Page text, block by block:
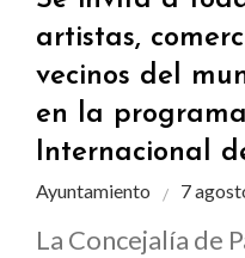
artistas,
vecinos del
en la
Internacional
Ayuntamiento 7
La Concejalía de